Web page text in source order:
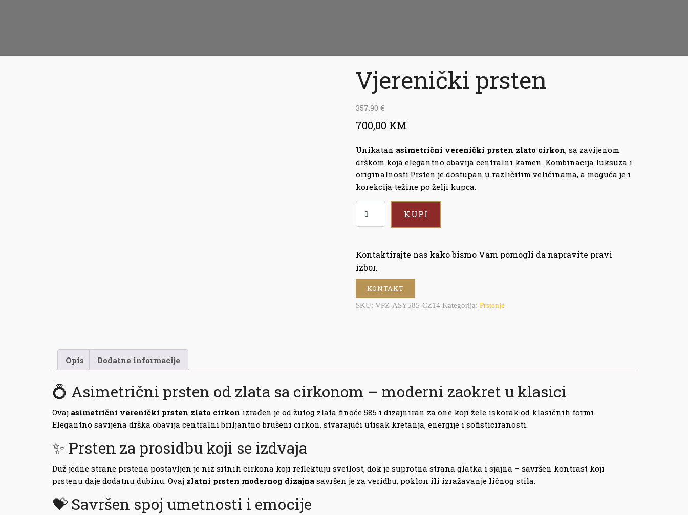
Vjerenički prsten
357.90 €
700,00 KM
Unikatan asimetrični verenički prsten zlato cirkon, sa zavijenom
drškom koja elegantno obavija centralni kamen. Kombinacija luksuza i
originalnosti.Prsten je dostupan u različitim veličinama, a moguća je i
korekcija težine po želji kupca.
KUPI
Kontaktirajte nas kako bismo Vam pomogli da napravite pravi
izbor.
KONTAKT
SKU: VPZ-ASY585-CZ14 Kategorija: Prstenje
Opis Dodatne informacije
💍 Asimetrični prsten od zlata sa cirkonom – moderni zaokret u klasici
Ovaj asimetrični verenički prsten zlato cirkon izrađen je od žutog zlata finoće 585 i dizajniran za one koji žele iskorak od klasičnih formi.
Elegantno savijena drška obavija centralni briljantno brušeni cirkon, stvarajući utisak kretanja, energije i sofisticiranosti.
✨ Prsten za prosidbu koji se izdvaja
Duž jedne strane prstena postavljen je niz sitnih cirkona koji reflektuju svetlost, dok je suprotna strana glatka i sjajna – savršen kontrast koji
prstenu daje dodatnu dubinu. Ovaj zlatni prsten modernog dizajna savršen je za veridbu, poklon ili izražavanje ličnog stila.
💝 Savršen spoj umetnosti i emocije